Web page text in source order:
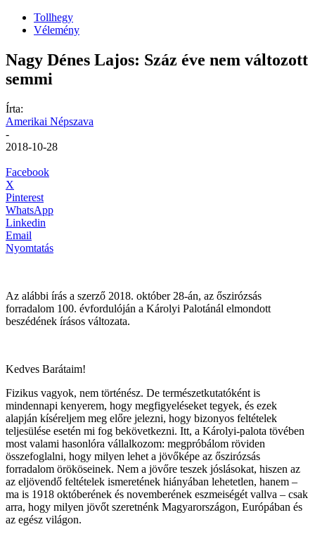
Tollhegy
Vélemény
Nagy Dénes Lajos: Száz éve nem változott
semmi
Írta:
Amerikai Népszava
-
2018-10-28
Facebook
X
Pinterest
WhatsApp
Linkedin
Email
Nyomtatás
Az alábbi írás a szerző 2018. október 28-án, az őszirózsás
forradalom 100. évfordulóján a Károlyi Palotánál elmondott
beszédének írásos változata.
Kedves Barátaim!
Fizikus vagyok, nem történész. De természetkutatóként is
mindennapi kenyerem, hogy megfigyeléseket tegyek, és ezek
alapján kíséreljem meg előre jelezni, hogy bizonyos feltételek
teljesülése esetén mi fog bekövetkezni. Itt, a Károlyi-palota tövében
most valami hasonlóra vállalkozom: megpróbálom röviden
összefoglalni, hogy milyen lehet a jövőképe az őszirózsás
forradalom örököseinek. Nem a jövőre teszek jóslásokat, hiszen az
az eljövendő feltételek ismeretének hiányában lehetetlen, hanem –
ma is 1918 októberének és novemberének eszmeiségét vallva – csak
arra, hogy milyen jövőt szeretnénk Magyarországon, Európában és
az egész világon.